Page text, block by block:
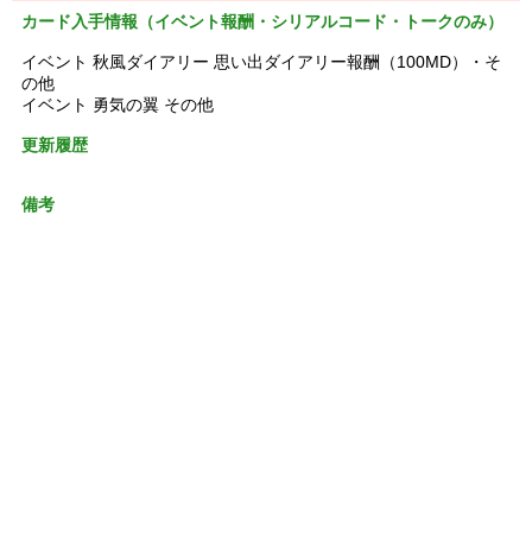
カード入手情報（イベント報酬・シリアルコード・トークのみ）
イベント 秋風ダイアリー 思い出ダイアリー報酬（100MD）・そ
の他
イベント 勇気の翼 その他
更新履歴
備考